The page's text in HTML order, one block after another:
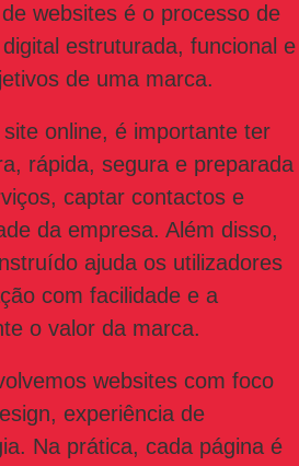
websites é o processo de
estruturada, funcional e
de uma marca.
online, é importante ter
rápida, segura e preparada
captar contactos e
da empresa. Além disso,
ajuda os utilizadores
com facilidade e a
o valor da marca.
websites com foco
experiência de
Na prática, cada página é